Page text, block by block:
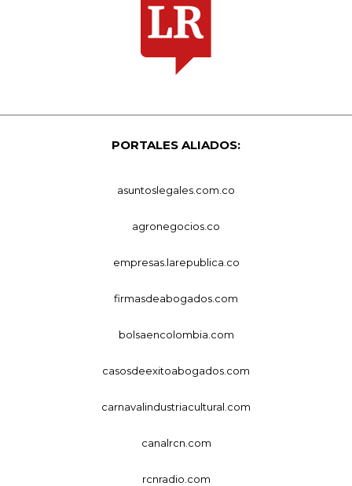
PORTALES ALIADOS:
asuntoslegales.com.co
agronegocios.co
empresas.larepublica.co
firmasdeabogados.com
bolsaencolombia.com
casosdeexitoabogados.com
carnavalindustriacultural.com
canalrcn.com
rcnradio.com